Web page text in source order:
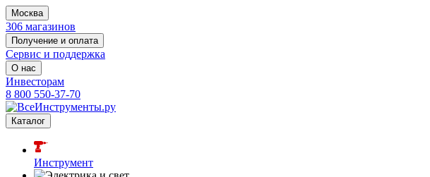
Москва
306 магазинов
Получение и оплата
Сервис и поддержка
О нас
Инвесторам
8 800 550-37-70
Каталог
Инструмент